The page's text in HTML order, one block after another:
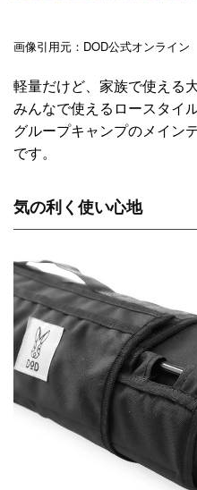
画像引用元：DOD公式オンライン
軽量だけど、家族で使える
みんなで使えるロースタイ
グループキャンプのメイン
です。
気の利く使い心地